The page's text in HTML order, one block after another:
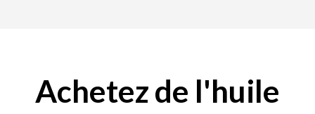
Achetez de l'huile